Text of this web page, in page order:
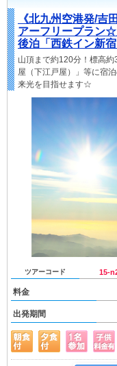
《北九州空港発/吉
アーフリープラン
後泊「西鉄イン新
山頂まで約120分！標高
屋（下江戸屋）」等に宿
来光を目指せます☆
ツアーコード 15-
料金
出発期間